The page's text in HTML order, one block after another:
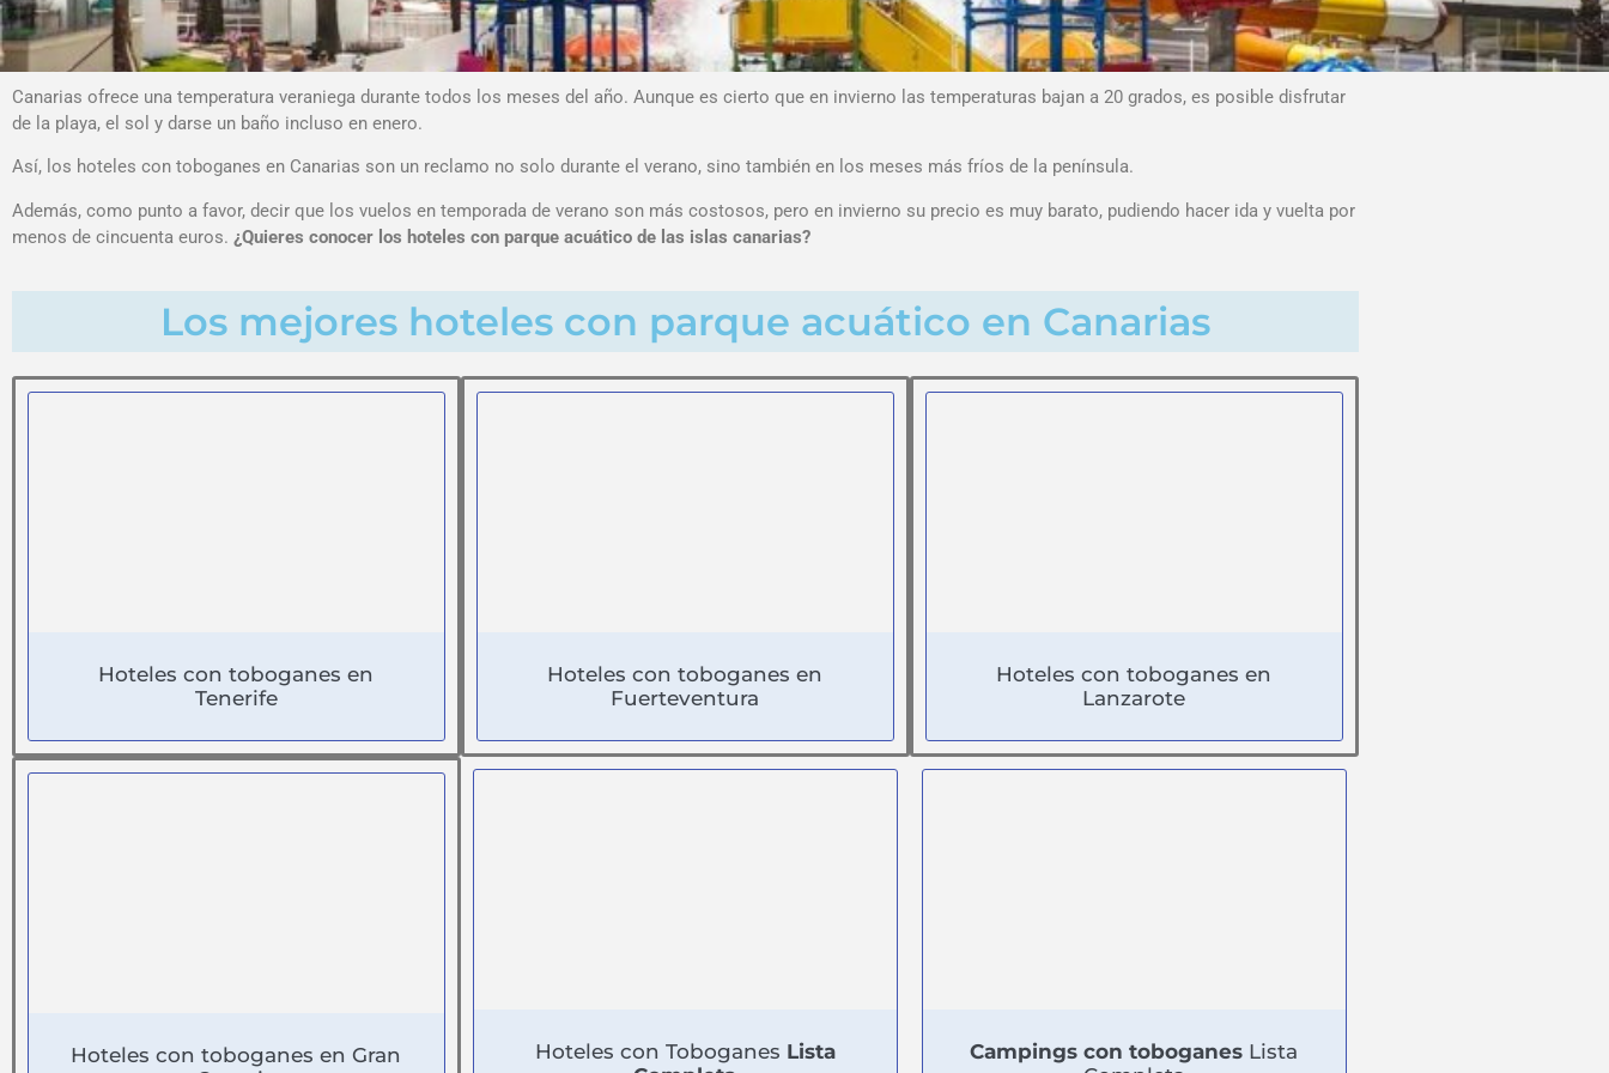
Canarias ofrece una temperatura veraniega durante todos los meses del año. Aunque es cierto que en invierno las temperaturas bajan a 20 grados, es posible disfrutar
de la playa, el sol y darse un baño incluso en enero.
Así, los hoteles con toboganes en Canarias son un reclamo no solo durante el verano, sino también en los meses más fríos de la península.
Además, como punto a favor, decir que los vuelos en temporada de verano son más costosos, pero en invierno su precio es muy barato, pudiendo hacer ida y vuelta por
menos de cincuenta euros. ¿Quieres conocer los hoteles con parque acuático de las islas canarias?
Los mejores hoteles con parque acuático en Canarias
Hoteles con toboganes en
Tenerife
Hoteles con toboganes en
Fuerteventura
Hoteles con toboganes en
Lanzarote
Hoteles con toboganes en Gran
Hoteles con Toboganes Lista
Campings con toboganes Lista